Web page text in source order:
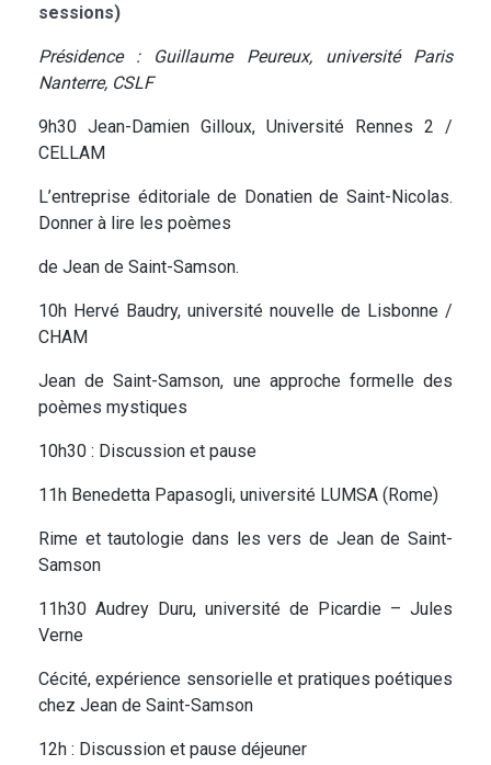
sessions)
Présidence : Guillaume Peureux, université Paris
Nanterre, CSLF
9h30 Jean-Damien Gilloux, Université Rennes 2 /
CELLAM
L’entreprise éditoriale de Donatien de Saint-Nicolas.
Donner à lire les poèmes
de Jean de Saint-Samson.
10h Hervé Baudry, université nouvelle de Lisbonne /
CHAM
Jean de Saint-Samson, une approche formelle des
poèmes mystiques
10h30 : Discussion et pause
11h Benedetta Papasogli, université LUMSA (Rome)
Rime et tautologie dans les vers de Jean de Saint-
Samson
11h30 Audrey Duru, université de Picardie – Jules
Verne
Cécité, expérience sensorielle et pratiques poétiques
chez Jean de Saint-Samson
12h : Discussion et pause déjeuner